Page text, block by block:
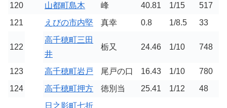
120
山都町島木 峰 40.81 1/15
517
121
えびの市内堅 真幸 0.8 1/8.5 33
122
高千穂町三田
井
栃又 24.46 1/10 748
123 高千穂町岩戸 尾戸の口 16.43 1/10
780
124
高千穂町押方 徳別当 25.41 1/12 48
日之影町七折